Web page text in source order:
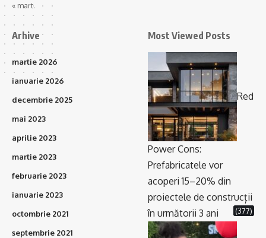
« mart.
Arhive
martie 2026
ianuarie 2026
decembrie 2025
mai 2023
aprilie 2023
martie 2023
februarie 2023
ianuarie 2023
octombrie 2021
septembrie 2021
Most Viewed Posts
Red
Power Cons:
Prefabricatele vor
acoperi 15–20% din
proiectele de construcții
în următorii 3 ani
(377)